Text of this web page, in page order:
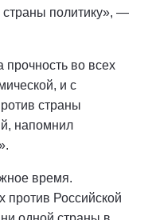
страны политику», —
во всех
и с
страны
напомнил
время.
против Российской